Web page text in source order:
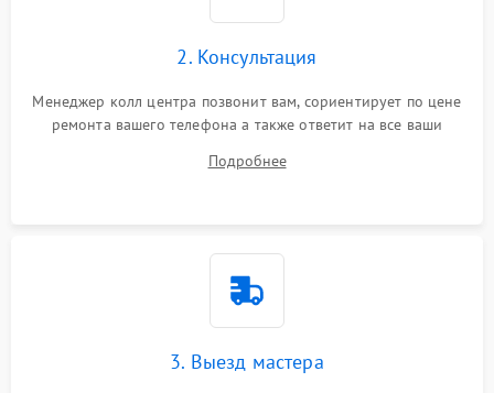
2. Консультация
Менеджер колл центра позвонит вам, сориентирует по цене
ремонта вашего телефона а также ответит на все ваши
Подробнее
3. Выезд мастера